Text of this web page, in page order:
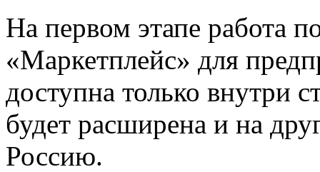
На первом этапе работа
«Маркетплейс» для
доступна только внутри
будет расширена и на
Россию.